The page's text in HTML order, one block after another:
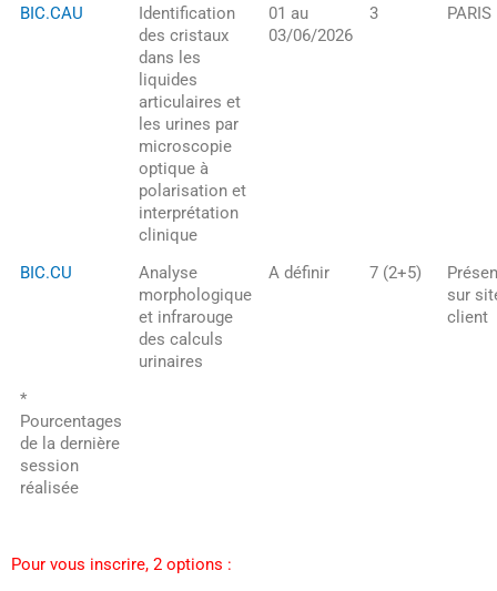
BIC.CAU
Identification
des cristaux
dans les
liquides
articulaires et
les urines par
microscopie
optique à
polarisation et
interprétation
clinique
01 au
03/06/2026
3 PARIS
BIC.CU
Analyse
morphologique
et infrarouge
des calculs
urinaires
A définir 7 (2+5)
sur
client
*
Pourcentages
de la dernière
session
réalisée
Pour vous inscrire, 2 options :